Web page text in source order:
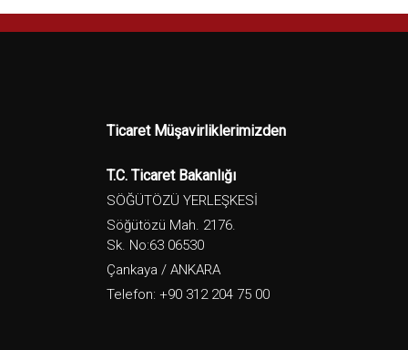
Ticaret Müşavirliklerimizden
T.C. Ticaret Bakanlığı
SÖĞÜTÖZÜ YERLEŞKESİ
Söğütözü Mah. 2176.
Sk. No:63 06530
Çankaya / ANKARA
Telefon: +90 312 204 75 00